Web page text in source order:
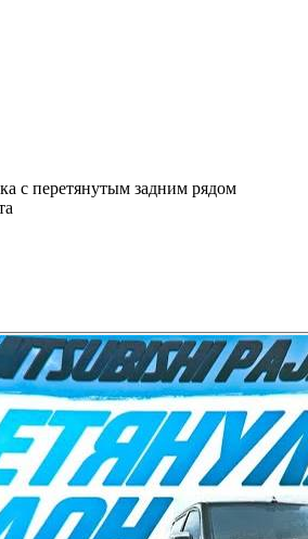
с перетянутым задним рядом